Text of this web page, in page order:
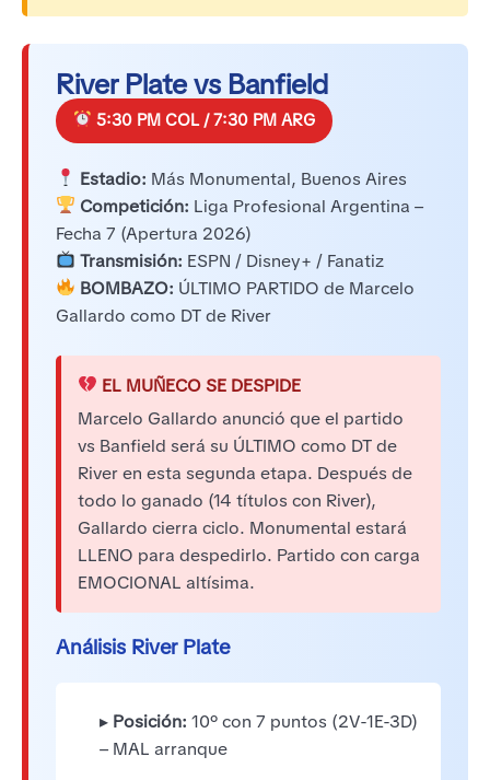
River Plate vs Banfield
5:30 PM COL / 7:30 PM ARG
Estadio: Más Monumental, Buenos Aires
Competición: Liga Profesional Argentina –
Fecha 7 (Apertura 2026)
Transmisión: ESPN / Disney+ / Fanatiz
BOMBAZO: ÚLTIMO PARTIDO de Marcelo
Gallardo como DT de River
EL MUÑECO SE DESPIDE
Marcelo Gallardo anunció que el partido
vs Banfield será su ÚLTIMO como DT de
River en esta segunda etapa. Después de
todo lo ganado (14 títulos con River),
Gallardo cierra ciclo. Monumental estará
LLENO para despedirlo. Partido con carga
EMOCIONAL altísima.
Análisis River Plate
▸ Posición: 10° con 7 puntos (2V-1E-3D)
– MAL arranque